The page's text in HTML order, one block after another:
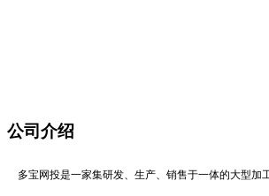
公司介绍
多宝网投是一家集研发、生产、销售于一体的大型加